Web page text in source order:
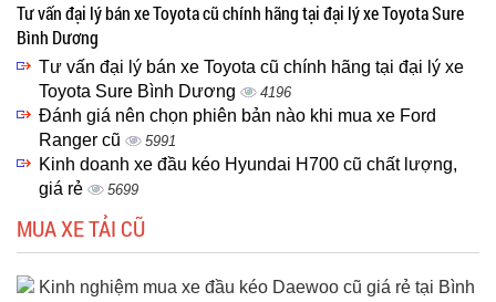
Tư vấn đại lý bán xe Toyota cũ chính hãng tại đại lý xe Toyota Sure
Bình Dương
Tư vấn đại lý bán xe Toyota cũ chính hãng tại đại lý xe
Toyota Sure Bình Dương
4196
Đánh giá nên chọn phiên bản nào khi mua xe Ford
Ranger cũ
5991
Kinh doanh xe đầu kéo Hyundai H700 cũ chất lượng,
giá rẻ
5699
MUA XE TẢI CŨ